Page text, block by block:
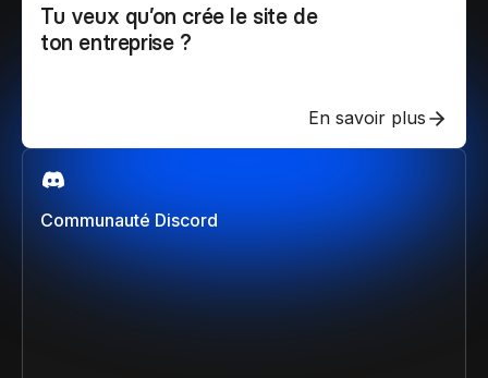
Communauté Discord
Tu veux qu’on crée le site de
ton entreprise ?
En savoir plus